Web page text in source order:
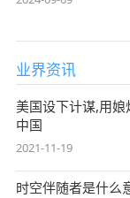
业界资讯
美国设下计谋,用
中国
2021-11-19
时空伴随者是什么